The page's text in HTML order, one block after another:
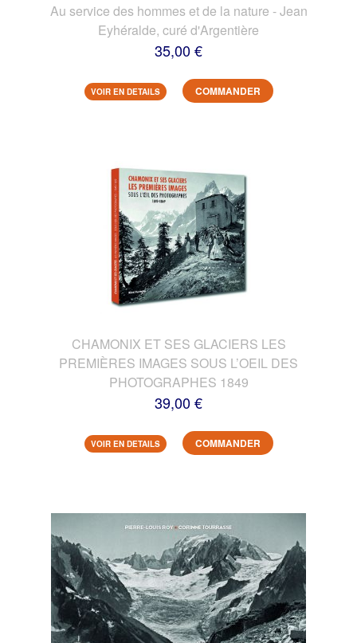
Au service des hommes et de la nature - Jean
Eyhéralde, curé d'Argentière
35,00 €
VOIR EN DETAILS COMMANDER
CHAMONIX ET SES GLACIERS LES
PREMIÈRES IMAGES SOUS L’OEIL DES
PHOTOGRAPHES 1849
39,00 €
VOIR EN DETAILS COMMANDER